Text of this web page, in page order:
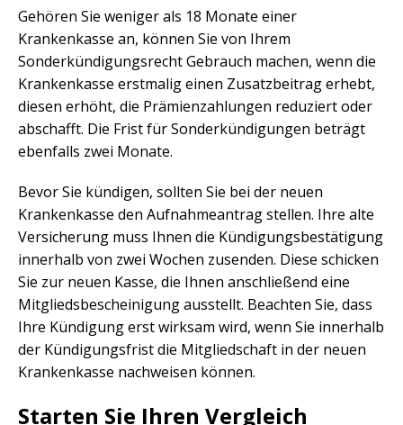
Gehören Sie weniger als 18 Monate einer
Krankenkasse an, können Sie von Ihrem
Sonderkündigungsrecht Gebrauch machen, wenn die
Krankenkasse erstmalig einen Zusatzbeitrag erhebt,
diesen erhöht, die Prämienzahlungen reduziert oder
abschafft. Die Frist für Sonderkündigungen beträgt
ebenfalls zwei Monate.
Bevor Sie kündigen, sollten Sie bei der neuen
Krankenkasse den Aufnahmeantrag stellen. Ihre alte
Versicherung muss Ihnen die Kündigungsbestätigung
innerhalb von zwei Wochen zusenden. Diese schicken
Sie zur neuen Kasse, die Ihnen anschließend eine
Mitgliedsbescheinigung ausstellt. Beachten Sie, dass
Ihre Kündigung erst wirksam wird, wenn Sie innerhalb
der Kündigungsfrist die Mitgliedschaft in der neuen
Krankenkasse nachweisen können.
Starten Sie Ihren Vergleich